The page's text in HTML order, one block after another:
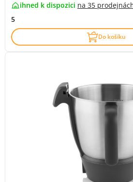
ihned k dispozici na 35
5
Do košíku